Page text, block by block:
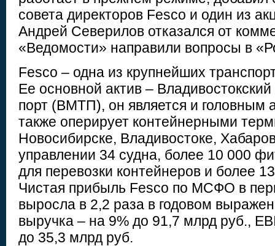
совета директоров Fesco и один из
Андрей Северилов отказался от
«Ведомости» направили вопросы в
Fesco – одна из крупнейших
Ее основной актив –
порт (ВМТП), он является и головным
также оперирует контейнерными
Новосибирске, Владивостоке,
управлении 34 судна, более 10 000
для перевозки контейнеров и более
Чистая прибыль Fesco по МСФО в
выросла в 2,2 раза в годовом
выручка – на 9% до 91,7 млрд руб.,
до 35,3 млрд руб.